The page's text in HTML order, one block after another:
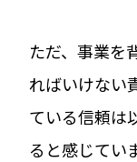
ただ、事業を
ればいけない
ている信頼は
ると感じてい